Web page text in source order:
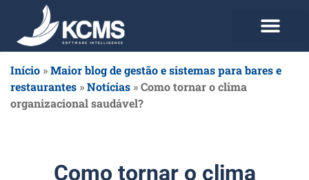
Início »Maior blog de gestão e sistemas para bares e
restaurantes »Notícias »Como tornar o clima
organizacional saudável?
Como tornar o clima